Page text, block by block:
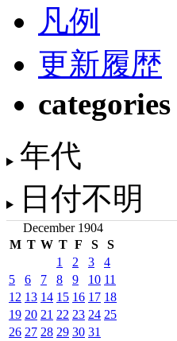
凡例
更新履歴
categories
年代
日付不明
December 1904
M T W T F S S
1 2 3
4
5
6 7 8 9 10 11
12 13 14 15 16 17 18
19 20 21 22 23 24 25
26 27 28 29 30 31